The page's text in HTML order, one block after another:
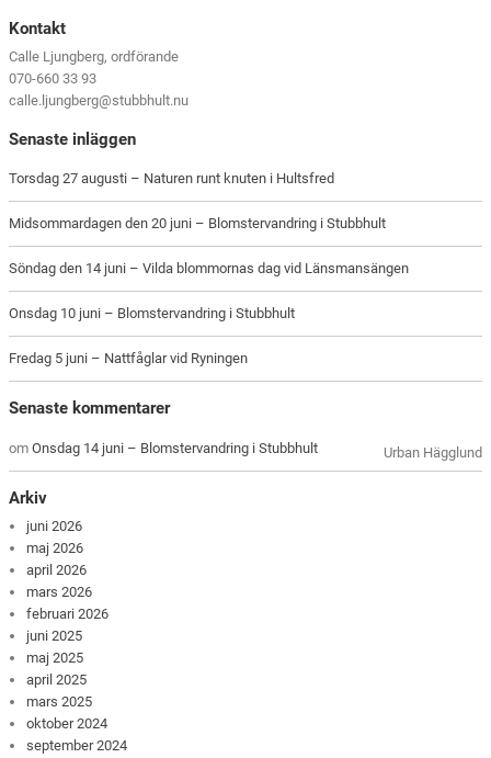
Kontakt
Calle Ljungberg, ordförande
070-660 33 93
calle.ljungberg@stubbhult.nu
Senaste inläggen
Torsdag 27 augusti – Naturen runt knuten i Hultsfred
Midsommardagen den 20 juni – Blomstervandring i Stubbhult
Söndag den 14 juni – Vilda blommornas dag vid Länsmansängen
Onsdag 10 juni – Blomstervandring i Stubbhult
Fredag 5 juni – Nattfåglar vid Ryningen
Senaste kommentarer
Urban Hägglund
omOnsdag 14 juni – Blomstervandring i Stubbhult
Arkiv
juni 2026
maj 2026
april 2026
mars 2026
februari 2026
juni 2025
maj 2025
april 2025
mars 2025
oktober 2024
september 2024